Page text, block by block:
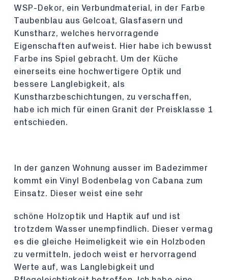
WSP-Dekor, ein Verbundmaterial, in der Farbe
Taubenblau aus Gelcoat, Glasfasern und
Kunstharz, welches hervorragende
Eigenschaften aufweist. Hier habe ich bewusst
Farbe ins Spiel gebracht. Um der Küche
einerseits eine hochwertigere Optik und
bessere Langlebigkeit, als
Kunstharzbeschichtungen, zu verschaffen,
habe ich mich für einen Granit der Preisklasse 1
entschieden.
In der ganzen Wohnung ausser im Badezimmer
kommt ein Vinyl Bodenbelag von Cabana zum
Einsatz. Dieser weist eine sehr
schöne Holzoptik und Haptik auf und ist
trotzdem Wasser unempfindlich. Dieser vermag
es die gleiche Heimeligkeit wie ein Holzboden
zu vermitteln, jedoch weist er hervorragend
Werte auf, was Langlebigkeit und